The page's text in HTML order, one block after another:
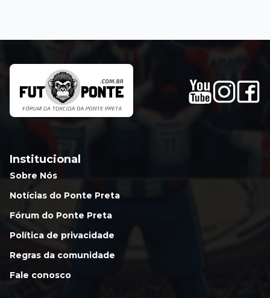
Institucional
Sobre Nós
Notícias do Ponte Preta
Fórum do Ponte Preta
Política de privacidade
Regras da comunidade
Fale conosco